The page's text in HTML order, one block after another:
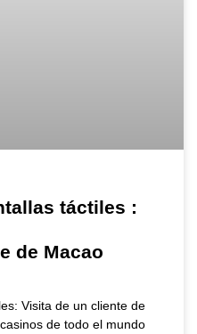
táctiles :
de Macao
Visita de un cliente de
de todo el mundo